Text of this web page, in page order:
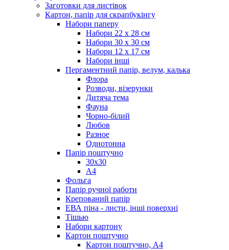
Заготовки для листівок
Картон, папір для скрапбукінгу
Набори паперу
Набори 22 х 28 см
Набори 30 х 30 см
Набори 12 х 17 см
Набори інші
Пергаментний папір, велум, калька
Флора
Розводи, візерунки
Дитяча тема
Фауна
Чорно-білий
Любов
Разное
Однотонна
Папір поштучно
30х30
А4
Фольга
Папір ручної работи
Крепований папір
ЕВА піна - листи, інші поверхні
Тішью
Набори картону
Картон поштучно
Картон поштучно, А4